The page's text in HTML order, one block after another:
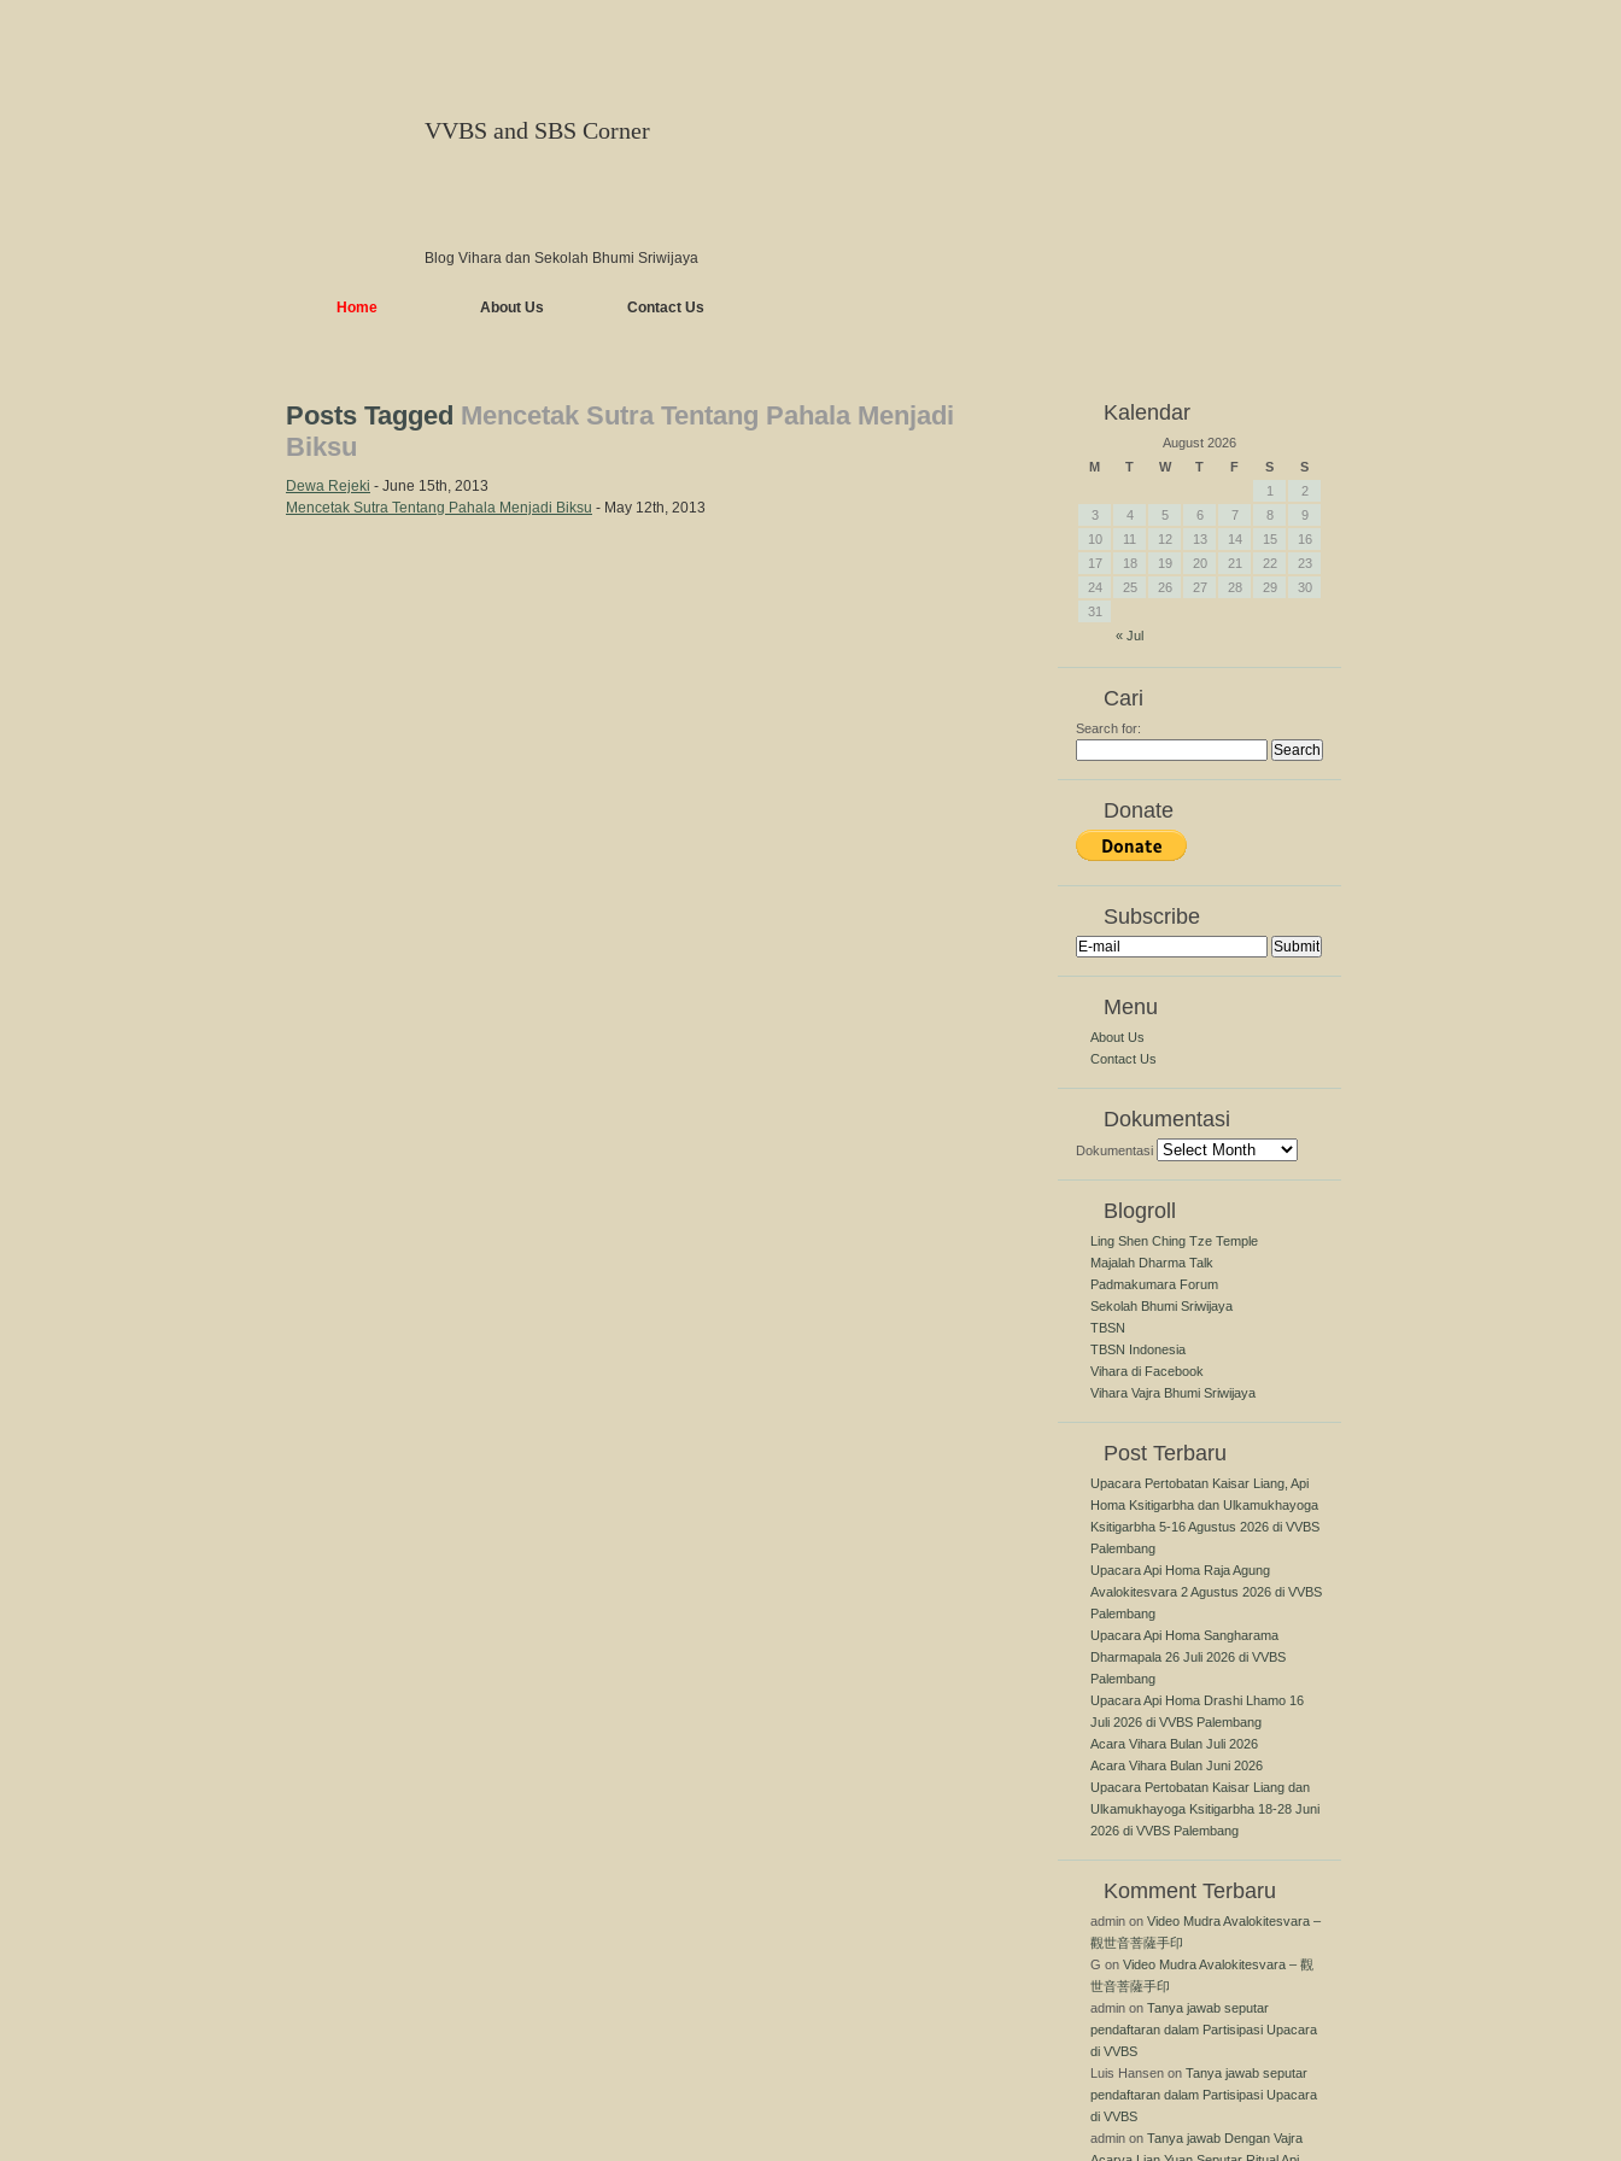
VVBS and SBS Corner
Blog Vihara dan Sekolah Bhumi Sriwijaya
Home About Us Contact Us
Posts Tagged Mencetak Sutra Tentang Pahala Menjadi
Biksu
Dewa Rejeki - June 15th, 2013
Mencetak Sutra Tentang Pahala Menjadi Biksu - May 12th, 2013
Kalendar
August 2026
M
T W T F S S
« Jul
1
2
3
4 5 6 7 8
9
10
11 12 13 14 15
16
17
18 19 20 21 22
23
24
25 26 27 28 29
30
31
Cari
Search for:
Donate
Subscribe
Menu
About Us
Contact Us
Dokumentasi
Dokumentasi
Blogroll
Ling Shen Ching Tze Temple
Majalah Dharma Talk
Padmakumara Forum
Sekolah Bhumi Sriwijaya
TBSN
TBSN Indonesia
Vihara di Facebook
Vihara Vajra Bhumi Sriwijaya
Post Terbaru
Upacara Pertobatan Kaisar Liang, Api
Homa Ksitigarbha dan Ulkamukhayoga
Ksitigarbha 5-16 Agustus 2026 di VVBS
Palembang
Upacara Api Homa Raja Agung
Avalokitesvara 2 Agustus 2026 di VVBS
Palembang
Upacara Api Homa Sangharama
Dharmapala 26 Juli 2026 di VVBS
Palembang
Upacara Api Homa Drashi Lhamo 16
Juli 2026 di VVBS Palembang
Acara Vihara Bulan Juli 2026
Acara Vihara Bulan Juni 2026
Upacara Pertobatan Kaisar Liang dan
Ulkamukhayoga Ksitigarbha 18-28 Juni
2026 di VVBS Palembang
Komment Terbaru
admin on Video Mudra Avalokitesvara –
觀世音菩薩手印
G on Video Mudra Avalokitesvara – 觀
世音菩薩手印
admin on Tanya jawab seputar
pendaftaran dalam Partisipasi Upacara
di VVBS
Luis Hansen on Tanya jawab seputar
pendaftaran dalam Partisipasi Upacara
di VVBS
admin on Tanya jawab Dengan Vajra